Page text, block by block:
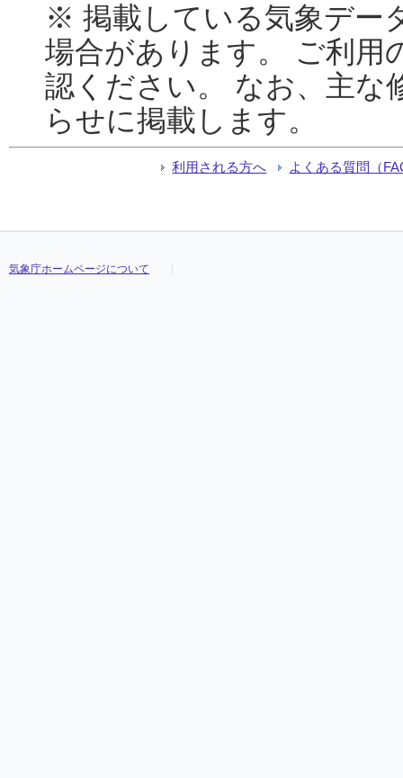
※ 掲載している気象デー
場合があります。 ご利用
認ください。 なお、主な
らせに掲載します。
利用される方へ よくある質問（
気象庁ホームページについて